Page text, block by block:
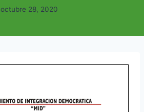
octubre 28, 2020